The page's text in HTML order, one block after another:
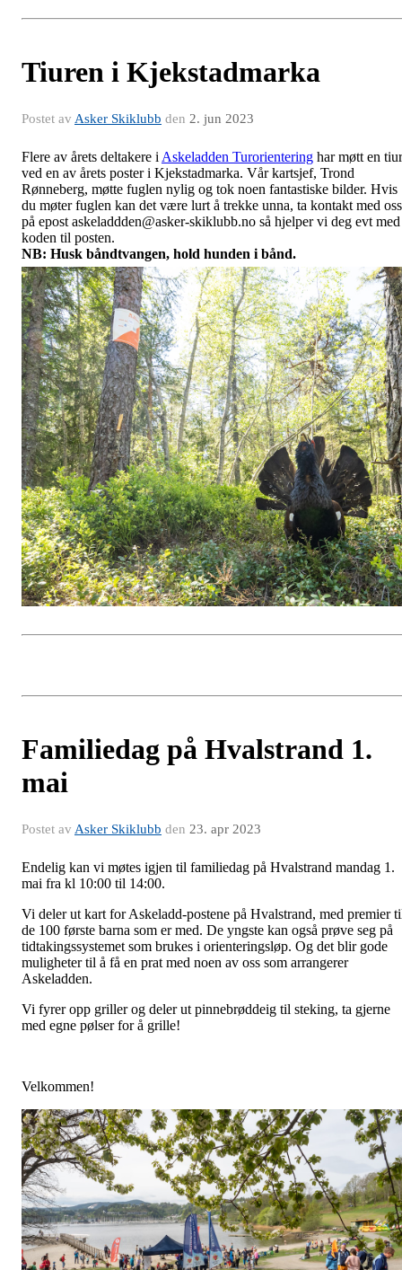
Tiuren i Kjekstadmarka
Postet av Asker Skiklubb den 2. jun 2023
Flere av årets deltakere i Askeladden Turorientering har møtt en tiur
ved en av årets poster i Kjekstadmarka. Vår kartsjef, Trond
Rønneberg, møtte fuglen nylig og tok noen fantastiske bilder. Hvis
du møter fuglen kan det være lurt å trekke unna, ta kontakt med oss
på epost askeladdden@asker-skiklubb.no så hjelper vi deg evt med
koden til posten.
NB: Husk båndtvangen, hold hunden i bånd.
Familiedag på Hvalstrand 1.
mai
Postet av Asker Skiklubb den 23. apr 2023
Endelig kan vi møtes igjen til familiedag på Hvalstrand mandag 1.
mai fra kl 10:00 til 14:00.
Vi deler ut kart for Askeladd-postene på Hvalstrand, med premier
de 100 første barna som er med. De yngste kan også prøve seg på
tidtakingssystemet som brukes i orienteringsløp. Og det blir gode
muligheter til å få en prat med noen av oss som arrangerer
Askeladden.
Vi fyrer opp griller og deler ut pinnebrøddeig til steking, ta gjerne
med egne pølser for å grille!
Velkommen!